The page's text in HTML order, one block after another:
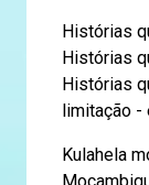
Histórias
Histórias
Histórias
limitação -
Kulahela